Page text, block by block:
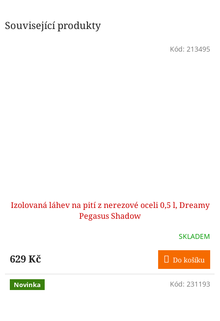
Související produkty
Izolovaná láhev na pití z nerezové oceli 0,5 l, Dreamy
Pegasus Shadow
SKLADEM
629 Kč Do košíku
Kód: 213495
Novinka Kód: 231193